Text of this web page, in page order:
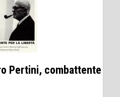
Pertini, combattente